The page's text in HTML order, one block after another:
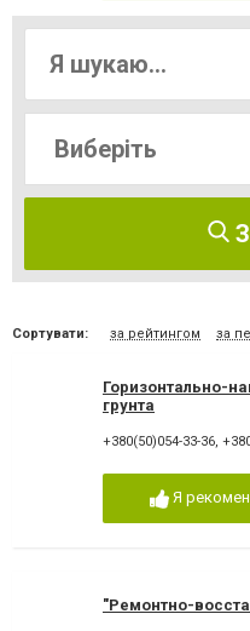
Сортувати: за рейтингом за
Горизонтально-
грунта
+380(50)054-33-36,
Я
"Ремонтно-